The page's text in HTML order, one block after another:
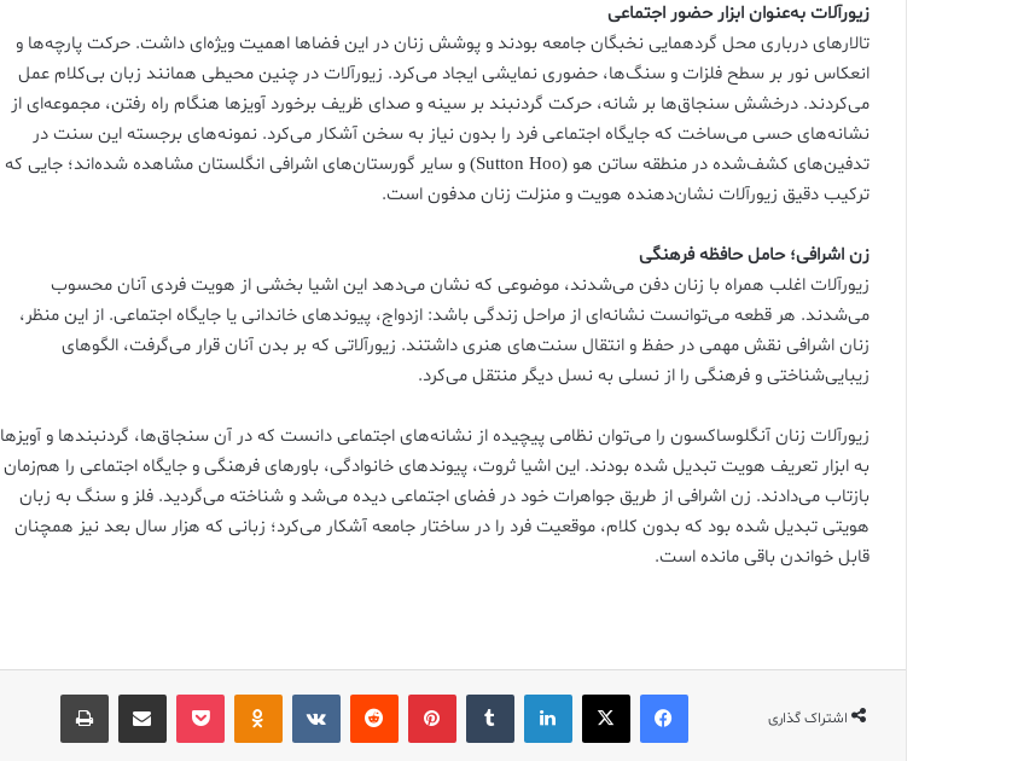
زیورآلات به‌عنوان ابزار حضور اجتماعی
تالارهای درباری محل گردهمایی نخبگان جامعه بودند و پوشش زنان در این فضاها اهمیت ویژه‌ای داشت. حرکت پارچه‌ها و
انعکاس نور بر سطح فلزات و سنگ‌ها، حضوری نمایشی ایجاد می‌کرد. زیورآلات در چنین محیطی همانند زبان بی‌کلام عمل
می‌کردند. درخشش سنجاق‌ها بر شانه، حرکت گردنبند بر سینه و صدای ظریف برخورد آویزها هنگام راه رفتن، مجموعه‌ای از
نشانه‌های حسی می‌ساخت که جایگاه اجتماعی فرد را بدون نیاز به سخن آشکار می‌کرد. نمونه‌های برجسته این سنت در
تدفین‌های کشف‌شده در منطقه ساتن هو (Sutton Hoo) و سایر گورستان‌های اشرافی انگلستان مشاهده شده‌اند؛ جایی که
ترکیب دقیق زیورآلات نشان‌دهنده هویت و منزلت زنان مدفون است.
زن اشرافی؛ حامل حافظه فرهنگی
زیورآلات اغلب همراه با زنان دفن می‌شدند، موضوعی که نشان می‌دهد این اشیا بخشی از هویت فردی آنان محسوب
می‌شدند. هر قطعه می‌توانست نشانه‌ای از مراحل زندگی باشد: ازدواج، پیوندهای خاندانی یا جایگاه اجتماعی. از این منظر،
زنان اشرافی نقش مهمی در حفظ و انتقال سنت‌های هنری داشتند. زیورآلاتی که بر بدن آنان قرار می‌گرفت، الگوهای
زیبایی‌شناختی و فرهنگی را از نسلی به نسل دیگر منتقل می‌کرد.
زیورآلات زنان آنگلوساکسون را می‌توان نظامی پیچیده از نشانه‌های اجتماعی دانست که در آن سنجاق‌ها، گردنبندها و آویزها
به ابزار تعریف هویت تبدیل شده بودند. این اشیا ثروت، پیوندهای خانوادگی، باورهای فرهنگی و جایگاه اجتماعی را هم‌زمان
بازتاب می‌دادند. زن اشرافی از طریق جواهرات خود در فضای اجتماعی دیده می‌شد و شناخته می‌گردید. فلز و سنگ به زبان
هویتی تبدیل شده بود که بدون کلام، موقعیت فرد را در ساختار جامعه آشکار می‌کرد؛ زبانی که هزار سال بعد نیز همچنان
قابل خواندن باقی مانده است.
اشتراک گذاری
فیس بوک X لینکدین ‫تامبلر ‫پین‌ترست‫رددیت ‫VKontakte
‫Odnoklassniki
پاکت اشتراک گذاری از طریق ایمیل چاپ